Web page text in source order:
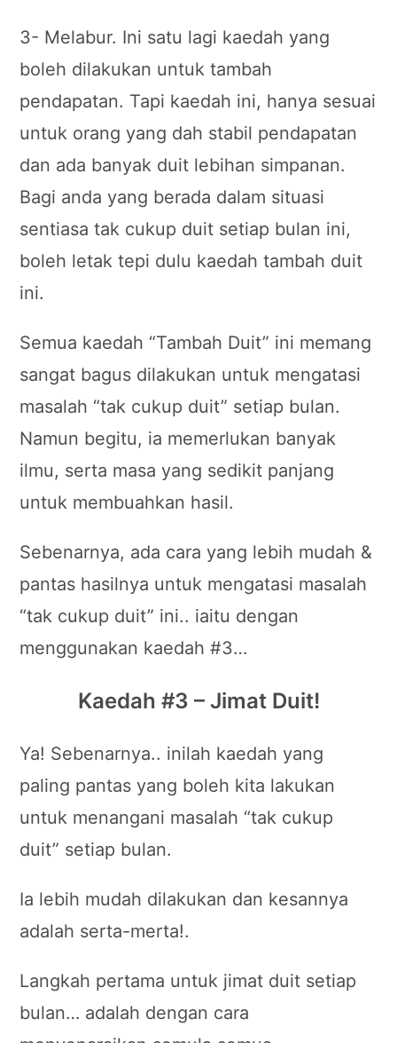
3- Melabur. Ini satu lagi kaedah yang
boleh dilakukan untuk tambah
pendapatan. Tapi kaedah ini, hanya sesuai
untuk orang yang dah stabil pendapatan
dan ada banyak duit lebihan simpanan.
Bagi anda yang berada dalam situasi
sentiasa tak cukup duit setiap bulan ini,
boleh letak tepi dulu kaedah tambah duit
ini.
Semua kaedah “Tambah Duit” ini memang
sangat bagus dilakukan untuk mengatasi
masalah “tak cukup duit” setiap bulan.
Namun begitu, ia memerlukan banyak
ilmu, serta masa yang sedikit panjang
untuk membuahkan hasil.
Sebenarnya, ada cara yang lebih mudah &
pantas hasilnya untuk mengatasi masalah
“tak cukup duit” ini.. iaitu dengan
menggunakan kaedah #3…
Kaedah #3 – Jimat Duit!
Ya! Sebenarnya.. inilah kaedah yang
paling pantas yang boleh kita lakukan
untuk menangani masalah “tak cukup
duit” setiap bulan.
Ia lebih mudah dilakukan dan kesannya
adalah serta-merta!.
Langkah pertama untuk jimat duit setiap
bulan… adalah dengan cara